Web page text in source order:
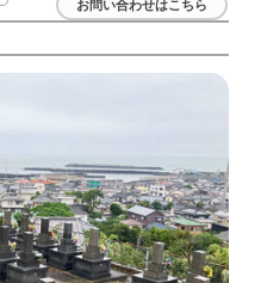
お問い合わせはこちら